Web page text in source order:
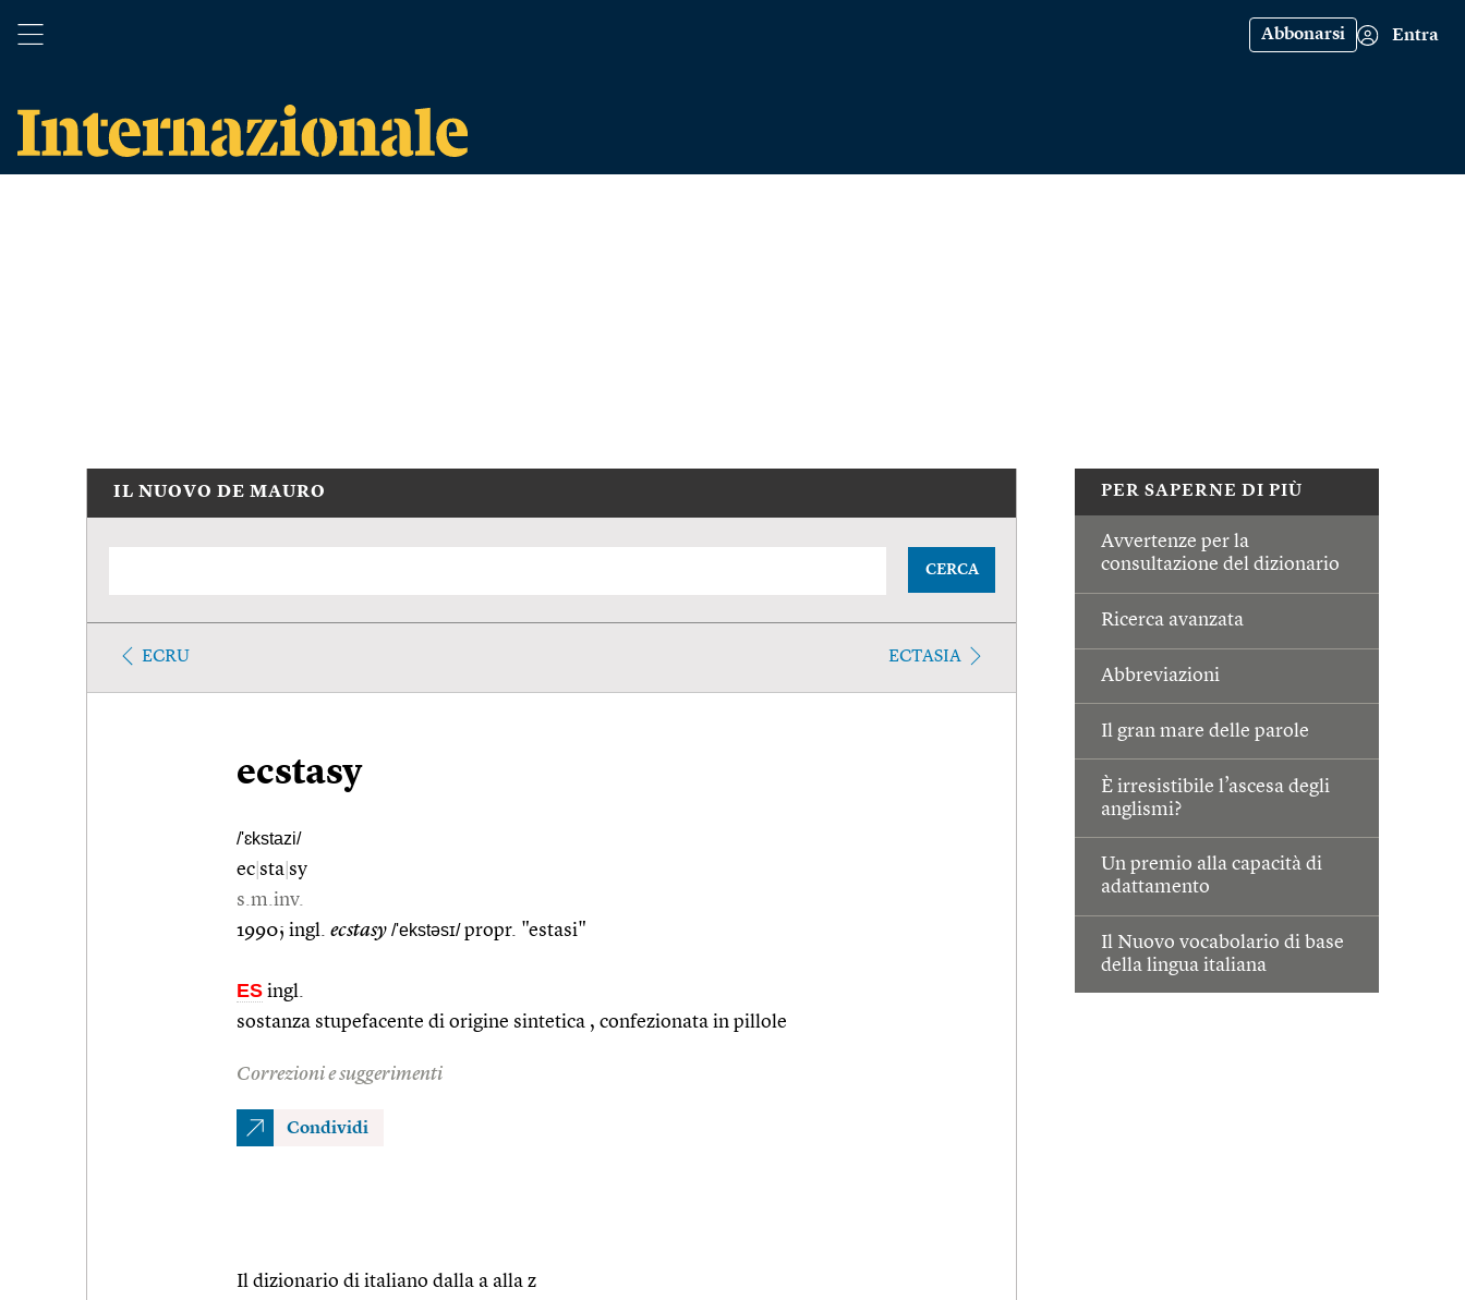
Abbonarsi Entra
PER SAPERNE DI PIÙ
Avvertenze per la
consultazione del dizionario
Ricerca avanzata
Abbreviazioni
Il gran mare delle parole
È irresistibile l’ascesa degli
anglismi?
Un premio alla capacità di
adattamento
Il Nuovo vocabolario di base
della lingua italiana
IL NUOVO DE MAURO
CERCA
ECRU ECTASIA
ecstasy
/'ɛkstazi/
ec sta sy
s.m.inv.
1990; ingl. ecstasy /'ekstəsɪ/propr. "estasi"
ES ingl.
sostanza stupefacente di origine sintetica , confezionata in pillole
Correzioni e suggerimenti
Condividi
Il dizionario di italiano dalla a alla z